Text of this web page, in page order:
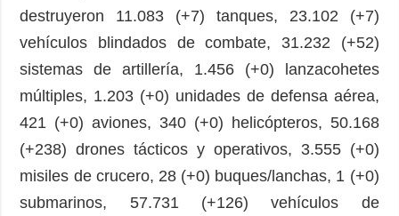
destruyeron 11.083 (+7) tanques, 23.102 (+7)
vehículos blindados de combate, 31.232 (+52)
sistemas de artillería, 1.456 (+0) lanzacohetes
múltiples, 1.203 (+0) unidades de defensa aérea,
421 (+0) aviones, 340 (+0) helicópteros, 50.168
(+238) drones tácticos y operativos, 3.555 (+0)
misiles de crucero, 28 (+0) buques/lanchas, 1 (+0)
submarinos, 57.731 (+126) vehículos de